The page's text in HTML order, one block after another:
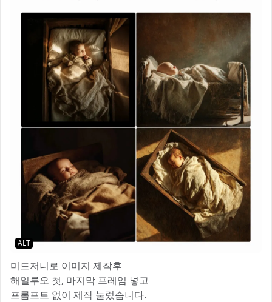
ALT
미드저니로 이미지 제작후
해일루오 첫, 마지막 프레임 넣고
프롬프트 없이 제작 눌렀습니다.